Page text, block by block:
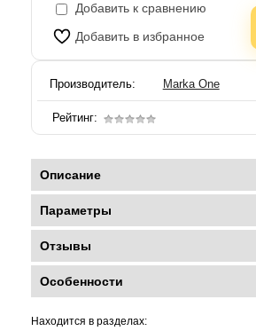
Добавить к сравнению
Добавить в избранное
Производитель: Marka One
Рейтинг:
Описание
Параметры
Отзывы
Особенности
Находится в разделах: